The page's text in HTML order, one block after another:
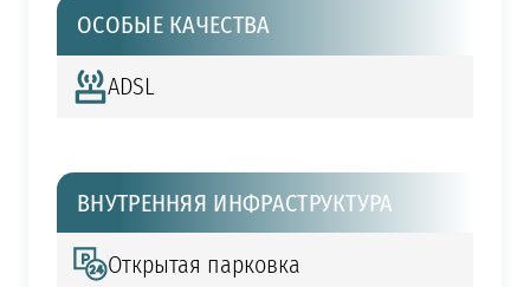
ОСОБЫЕ КАЧЕСТВА
ADSL
ВНУТРЕННЯЯ ИНФРАСТРУКТУРА
Открытая парковка